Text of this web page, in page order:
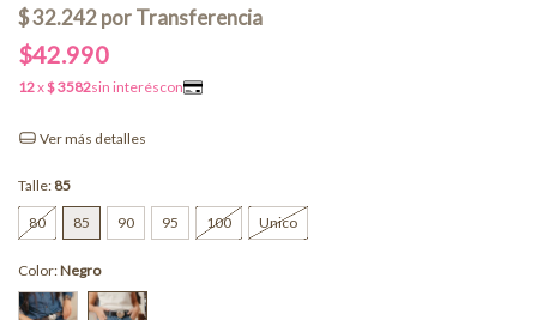
$42.990
Ver más detalles
Talle: 85
80 85 90 95 100 Unico
Color:Negro